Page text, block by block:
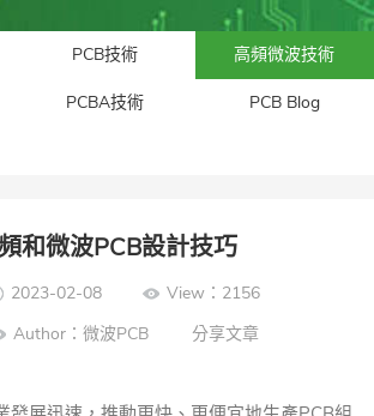
PCB技術 高頻微波技術
PCBA技術 PCB Blog
和微波PCB設計技巧
2023-02-08
View：2156
Author：微波PCB 分享文章